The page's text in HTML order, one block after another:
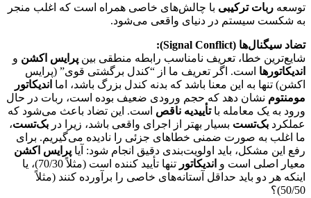
توسعه ربات ترکیبی با چالش‌های خاصی همراه است که اغلب منجر
به شکست سیستم در دنیای واقعی می‌شود.
تضاد سیگنال‌ها (Signal Conflict):
شایع‌ترین خطا، تعریف نامناسب رابطه منطقی بین پرایس اکشن و
اندیکاتورها است. اگر تعریف ما از “کندل برگشتی قوی” (پرایس
اکشن) تنها به این معنا باشد که بدنه کندل بزرگ باشد، اما اندیکاتور
مومنتوم نشان دهد که حجم ورودی ضعیف بوده است، ربات در حال
ورود به یک معامله باتأییدیه ناقص است. این تضاد باعث می‌شود که
عملکرد بک‌تست بسیار بهتر از اجرای واقعی باشد، زیرا در بک‌تست،
ما اغلب به صورت ضمنی خطاهای جزئی را نادیده می‌گیریم. برای
رفع این مشکل، باید اولویت‌بندی دقیق انجام شود: آیا پرایس اکشن
معیار اصلی است و اندیکاتور
تنها تأیید کننده است (مثلاً 70/30)، یا
اینکه هر دو باید حداقل آستانه‌های خاصی را برآورده کنند (مثلاً
50/50)؟